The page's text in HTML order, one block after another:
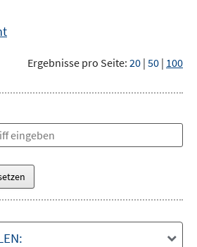
Ergebnisse pro Seite: 20 | 50 | 100